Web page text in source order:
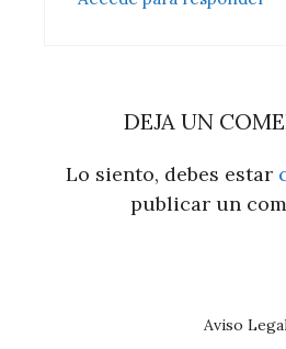
DEJA UN
Lo siento, debes estar
publicar un
Aviso